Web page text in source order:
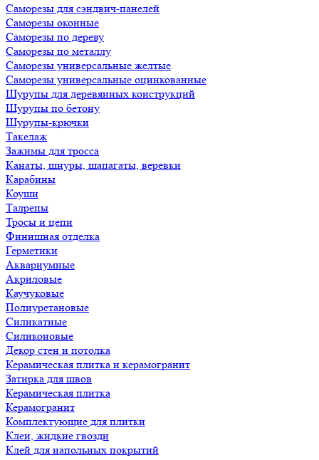
Саморезы для сэндвич-панелей
Саморезы оконные
Саморезы по дереву
Саморезы по металлу
Саморезы универсальные желтые
Саморезы универсальные оцинкованные
Шурупы для деревянных конструкций
Шурупы по бетону
Шурупы-крючки
Такелаж
Зажимы для тросса
Канаты, шнуры, шапагаты, веревки
Карабины
Коуши
Талрепы
Тросы и цепи
Финишная отделка
Герметики
Аквариумные
Акриловые
Каучуковые
Полиуретановые
Силикатные
Силиконовые
Декор стен и потолка
Керамическая плитка и керамогранит
Затирка для швов
Керамическая плитка
Керамогранит
Комплектующие для плитки
Клеи, жидкие гвозди
Клей для напольных покрытий